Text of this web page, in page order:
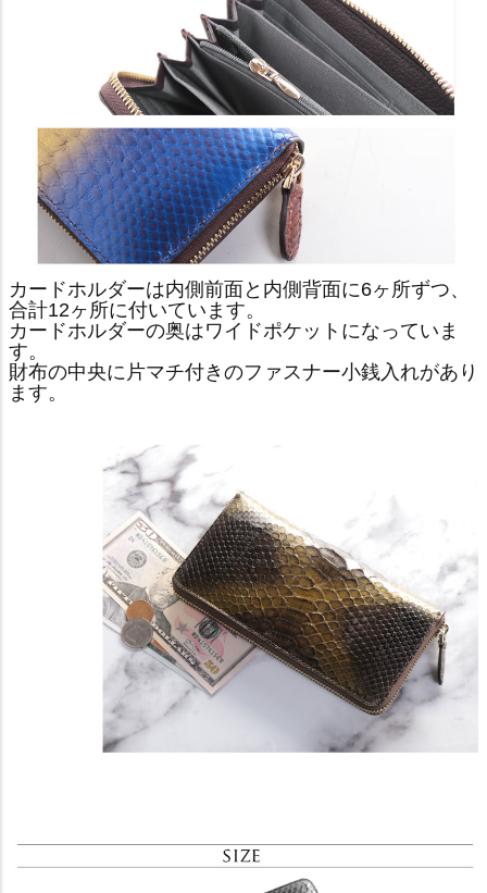
カードホルダーは内側前面と内側背面に6ヶ所ずつ、
合計12ヶ所に付いています。
カードホルダーの奥はワイドポケットになっていま
す。
財布の中央に片マチ付きのファスナー小銭入れがあり
ます。